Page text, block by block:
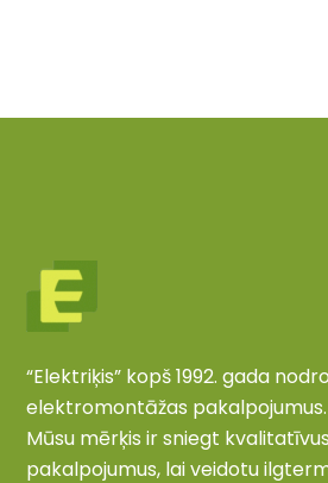
“Elektriķis” kopš 1992. gada
elektromontāžas pakalpojumus.
Mūsu mērķis ir sniegt kvalitatīvus
pakalpojumus, lai veidotu